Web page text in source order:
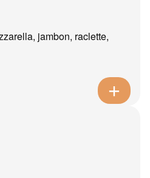
jambon, raclette,